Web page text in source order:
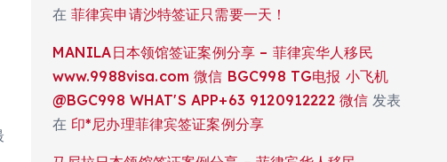
在 菲律宾申请沙特签证只需要一天！
MANILA日本领馆签证案例分享 – 菲律宾华人移民
www.9988visa.com 微信 BGC998 TG电报 小飞机
@BGC998 WHAT'S APP+63 9120912222 微信 发表
在 印*尼办理菲律宾签证案例分享